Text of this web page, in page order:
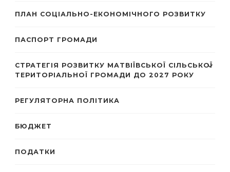
ПЛАН СОЦІАЛЬНО-ЕКОНОМІЧНОГО РОЗВИТКУ
ПАСПОРТ ГРОМАДИ
СТРАТЕГІЯ РОЗВИТКУ МАТВІЇВСЬКОЇ СІЛЬСЬКОЇ
ТЕРИТОРІАЛЬНОЇ ГРОМАДИ ДО 2027 РОКУ
РЕГУЛЯТОРНА ПОЛІТИКА
БЮДЖЕТ
ПОДАТКИ